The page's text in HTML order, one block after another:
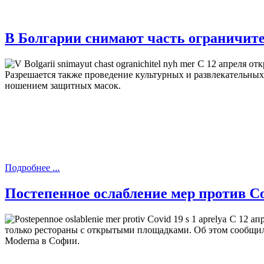
В Болгарии снимают часть
С 12 апреля
Разрешается также проведение культурных и
ношением защитных масок.
Подробнее ...
Постепенное ослабление мер против
С 12
только рестораны с открытыми площадками. Об этом
Moderna в Софии.